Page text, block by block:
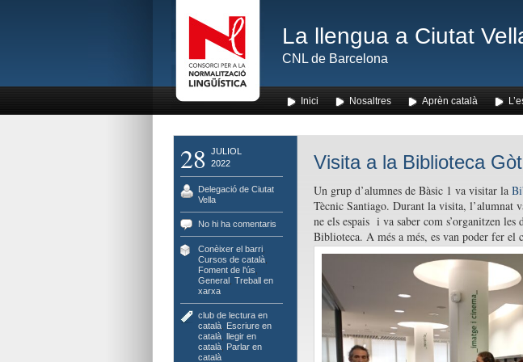
La llengua a Ciutat
CNL de Barcelona
Inici Nosaltres Aprèn català
28
JULIOL
2022
Delegació de Ciutat
Vella
No hi ha comentaris
Conèixer el barri,
Cursos de català,
Foment de l'ús
General, Treball en
xarxa
club de lectura en
català, Escriure en
català, llegir en
català, Parlar en
català
Visita a la Biblioteca
Un grup d’alumnes de Bàsic 1 va visitar la
Tècnic Santiago. Durant la visita,
ne els espais i va saber com s’organitzen
Biblioteca. A més a més, es van poder fer el